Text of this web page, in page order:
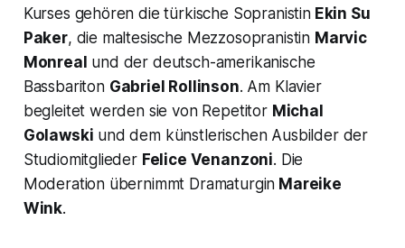
Kurses gehören die türkische SopranistinEkin Su
Paker, die maltesische Mezzosopranistin Marvic
Monreal und der deutsch-amerikanische
Bassbariton Gabriel Rollinson. Am Klavier
begleitet werden sie von Repetitor Michal
Golawski und dem künstlerischen Ausbilder der
Studiomitglieder Felice Venanzoni. Die
Moderation übernimmt Dramaturgin Mareike
Wink.